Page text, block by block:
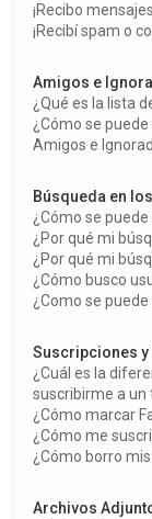
¡Recibo
¡Recibí spam o
Amigos e
¿Qué es la lista
¿Cómo se
Amigos e
Búsqueda en
¿Cómo se
¿Por qué mi
¿Por qué mi
¿Cómo busco
¿Como se
Suscripciones y
¿Cuál es la
suscribirme a un
¿Cómo marcar
¿Cómo me
¿Cómo borro
Archivos